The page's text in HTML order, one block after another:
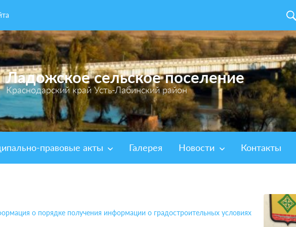
Ладожское сельское поселение
Краснодарский край Усть-Лабинский район
правовые акты Галерея Новости Контакты
о порядке получения информации о градостроительных условиях